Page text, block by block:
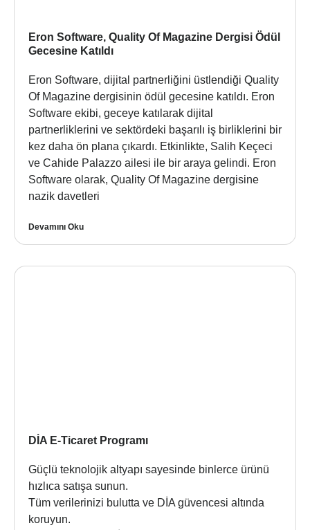
Eron Software, Quality Of Magazine Dergisi Ödül
Gecesine Katıldı
Eron Software, dijital partnerliğini üstlendiği Quality
Of Magazine dergisinin ödül gecesine katıldı. Eron
Software ekibi, geceye katılarak dijital
partnerliklerini ve sektördeki başarılı iş birliklerini bir
kez daha ön plana çıkardı. Etkinlikte, Salih Keçeci
ve Cahide Palazzo ailesi ile bir araya gelindi. Eron
Software olarak, Quality Of Magazine dergisine
nazik davetleri
Devamını Oku
DİA E-Ticaret Programı
Güçlü teknolojik altyapı sayesinde binlerce ürünü
hızlıca satışa sunun.
Tüm verilerinizi bulutta ve DİA güvencesi altında
koruyun.